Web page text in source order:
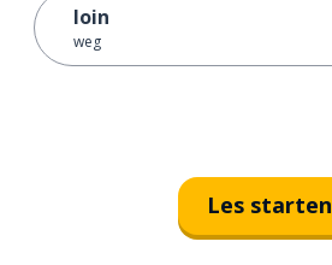
loin
weg
Les starten